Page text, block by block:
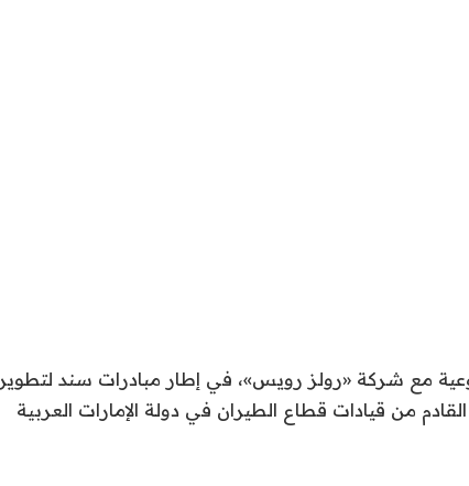
مع شركة «رولز رويس»، في إطار مبادرات سند لتطوير
من قيادات قطاع الطيران في دولة الإمارات العربية